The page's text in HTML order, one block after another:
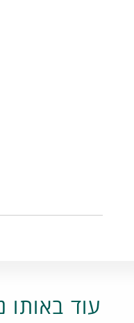
עוד באותו